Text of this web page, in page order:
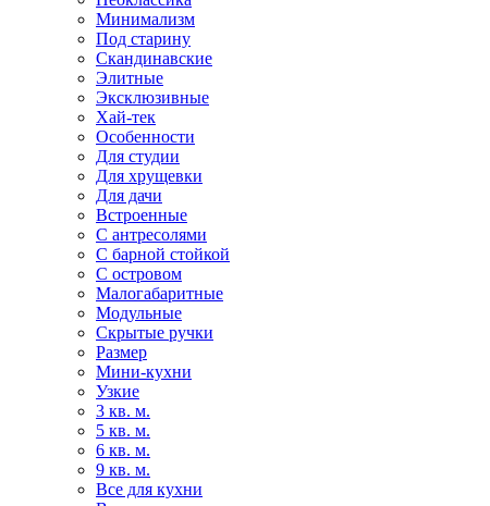
Минимализм
Под старину
Скандинавские
Элитные
Эксклюзивные
Хай-тек
Особенности
Для студии
Для хрущевки
Для дачи
Встроенные
С антресолями
С барной стойкой
С островом
Малогабаритные
Модульные
Скрытые ручки
Размер
Мини-кухни
Узкие
3 кв. м.
5 кв. м.
6 кв. м.
9 кв. м.
Все для кухни